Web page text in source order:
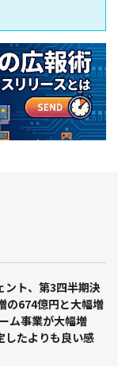
ント、第3四半期決
の674億円と大幅増
ム事業が大幅増
たよりも良い感